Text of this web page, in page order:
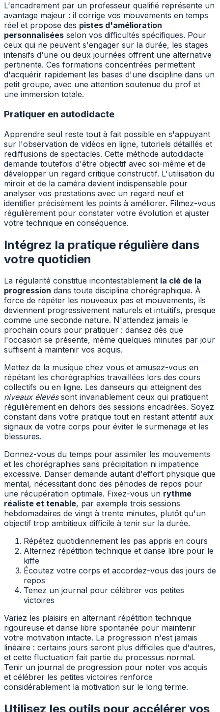
L'encadrement par un professeur qualifié représente un
avantage majeur : il corrige vos mouvements en temps
réel et propose des pistes d'amélioration
personnalisées selon vos difficultés spécifiques. Pour
ceux qui ne peuvent s'engager sur la durée, les stages
intensifs d'une ou deux journées offrent une alternative
pertinente. Ces formations concentrées permettent
d'acquérir rapidement les bases d'une discipline dans un
petit groupe, avec une attention soutenue du prof et
une immersion totale.
Pratiquer en autodidacte
Apprendre seul reste tout à fait possible en s'appuyant
sur l'observation de vidéos en ligne, tutoriels détaillés et
rediffusions de spectacles. Cette méthode autodidacte
demande toutefois d'être objectif avec soi-même et de
développer un regard critique constructif. L'utilisation du
miroir et de la caméra devient indispensable pour
analyser vos prestations avec un regard neuf et
identifier précisément les points à améliorer. Filmez-vous
régulièrement pour constater votre évolution et ajuster
votre technique en conséquence.
Intégrez la pratique régulière dans
votre quotidien
La régularité constitue incontestablement la clé de la
progression dans toute discipline chorégraphique. À
force de répéter les nouveaux pas et mouvements, ils
deviennent progressivement naturels et intuitifs, presque
comme une seconde nature. N'attendez jamais le
prochain cours pour pratiquer : dansez dès que
l'occasion se présente, même quelques minutes par jour
suffisent à maintenir vos acquis.
Mettez de la musique chez vous et amusez-vous en
répétant les chorégraphies travaillées lors des cours
collectifs ou en ligne. Les danseurs qui atteignent des
niveaux élevéssont invariablement ceux qui pratiquent
régulièrement en dehors des sessions encadrées. Soyez
constant dans votre pratique tout en restant attentif aux
signaux de votre corps pour éviter le surmenage et les
blessures.
Donnez-vous du temps pour assimiler les mouvements
et les chorégraphies sans précipitation ni impatience
excessive. Danser demande autant d'effort physique que
mental, nécessitant donc des périodes de repos pour
une récupération optimale. Fixez-vous un rythme
réaliste et tenable, par exemple trois sessions
hebdomadaires de vingt à trente minutes, plutôt qu'un
objectif trop ambitieux difficile à tenir sur la durée.
Répétez quotidiennement les pas appris en cours
Alternez répétition technique et danse libre pour le
kiffe
Écoutez votre corps et accordez-vous des jours de
repos
Tenez un journal pour célébrer vos petites
victoires
Variez les plaisirs en alternant répétition technique
rigoureuse et danse libre spontanée pour maintenir
votre motivation intacte. La progression n'est jamais
linéaire : certains jours seront plus difficiles que d'autres,
et cette fluctuation fait partie du processus normal.
Tenir un journal de progression pour noter vos acquis
et célébrer les petites victoires renforce
considérablement la motivation sur le long terme.
Utilisez les outils pour accélérer vos